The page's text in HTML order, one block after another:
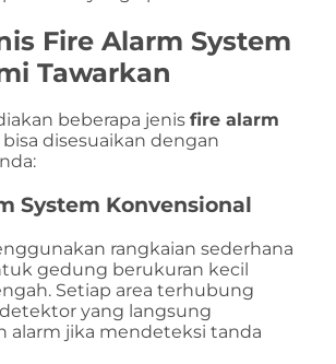
Fire Alarm System
Tawarkan
beberapa jenis fire alarm
disesuaikan dengan
System Konvensional
rangkaian sederhana
gedung berukuran kecil
Setiap area terhubung
yang langsung
alarm jika mendeteksi tanda